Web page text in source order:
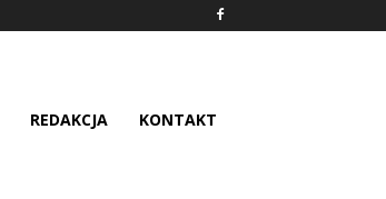
REDAKCJA KONTAKT